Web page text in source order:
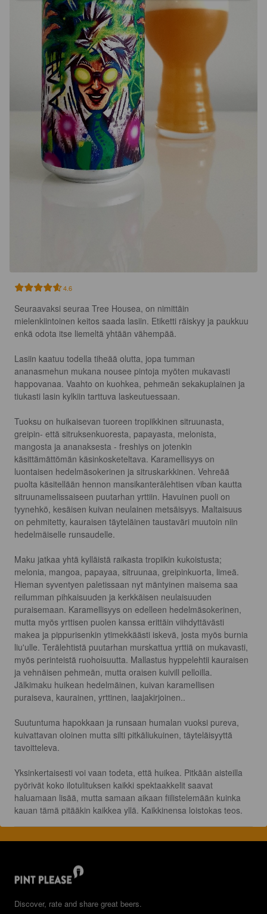
4.6
Seuraavaksi seuraa Tree Housea, on nimittäin
mielenkiintoinen keitos saada lasiin. Etiketti räiskyy ja paukkuu
enkä odota itse liemeltä yhtään vähempää.
Lasiin kaatuu todella tiheää olutta, jopa tumman
ananasmehun mukana nousee pintoja myöten mukavasti
happovanaa. Vaahto on kuohkea, pehmeän sekakuplainen ja
tiukasti lasin kylkiin tarttuva laskeutuessaan.
Tuoksu on huikaisevan tuoreen tropiikkinen sitruunasta,
greipin- että sitruksenkuoresta, papayasta, melonista,
mangosta ja ananaksesta - freshiys on jotenkin
käsittämättömän käsinkosketeltava. Karamellisyys on
luontaisen hedelmäsokerinen ja sitruskarkkinen. Vehreää
puolta käsitellään hennon mansikanterälehtisen viban kautta
sitruunamelissaiseen puutarhan yrttiin. Havuinen puoli on
tyynehkö, kesäisen kuivan neulainen metsäisyys. Maltaisuus
on pehmitetty, kauraisen täyteläinen taustaväri muutoin niin
hedelmäiselle runsaudelle.
Maku jatkaa yhtä kylläistä raikasta tropiikin kukoistusta;
melonia, mangoa, papayaa, sitruunaa, greipinkuorta, limeä.
Hieman syventyen paletissaan nyt mäntyinen maisema saa
reilumman pihkaisuuden ja kerkkäisen neulaisuuden
puraisemaan. Karamellisyys on edelleen hedelmäsokerinen,
mutta myös yrttisen puolen kanssa erittäin viihdyttävästi
makea ja pippurisenkin ytimekkäästi iskevä, josta myös burnia
liu'ulle. Terälehtistä puutarhan murskattua yrttiä on mukavasti,
myös perinteistä ruohoisuutta. Mallastus hyppelehtii kauraisen
ja vehnäisen pehmeän, mutta oraisen kuivill pelloilla.
Jälkimaku huikean hedelmäinen, kuivan karamellisen
puraiseva, kaurainen, yrttinen, laajakirjoinen..
Suutuntuma hapokkaan ja runsaan humalan vuoksi pureva,
kuivattavan oloinen mutta silti pitkäliukuinen, täyteläisyyttä
tavoitteleva.
Yksinkertaisesti voi vaan todeta, että huikea. Pitkään aisteilla
pyörivät koko ilotulituksen kaikki spektaakkelit saavat
haluamaan lisää, mutta samaan aikaan fiilistelemään kuinka
kauan tämä pitääkin kaikkea yllä. Kaikkinensa loistokas teos.
Discover, rate and share great beers.